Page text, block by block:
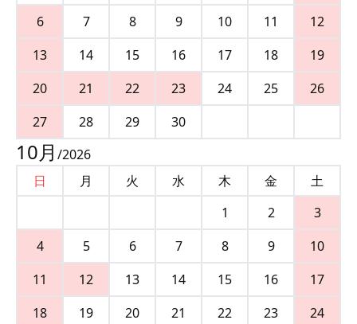
6
7 8 9 10 11
12
13
14 15 16 17 18
19
20
21 22 23 24 25
26
27
28 29 30
10月 /2026
日
月 火 水 木 金
土
1
2
3
4
5 6 7 8 9
10
11
12 13 14 15 16
17
18
19 20 21 22 23
24